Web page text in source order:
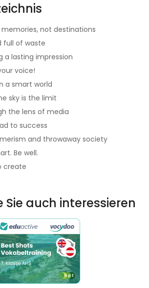
memories, not destinations
full of waste
a lasting impression
voice!
a smart world
sky is the limit
the lens of media
to success
and throwaway society
Be well.
create
Sie auch interessieren